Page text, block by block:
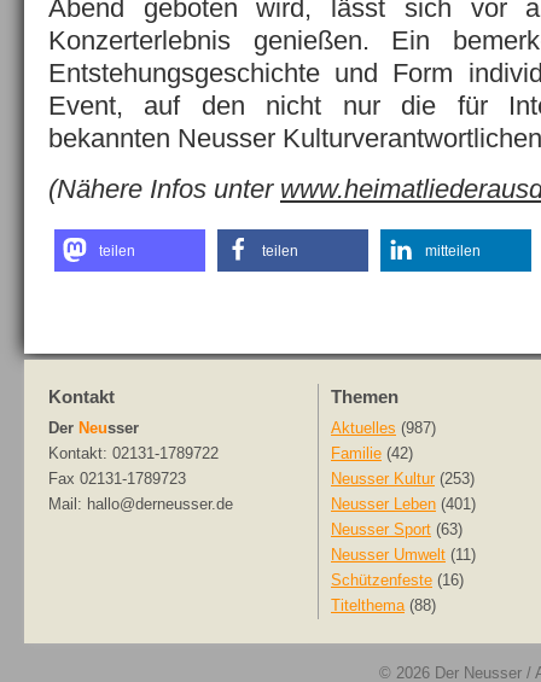
Abend geboten wird, lässt sich vor
Konzerterlebnis genießen. Ein
Entstehungsgeschichte und Form
Event, auf den nicht nur die für
bekannten Neusser
(Nähere Infos unter
teilen teilen mitteilen
Kontakt
Der Neusser
Kontakt: 02131-1789722
Fax 02131-1789723
Mail: hallo@derneusser.de
Themen
Aktuelles (987)
Familie (42)
Neusser Kultur (253)
Neusser Leben (401)
Neusser Sport (63)
Neusser Umwelt (11)
Schützenfeste (16)
Titelthema(88)
© 2026 Der Neusser /